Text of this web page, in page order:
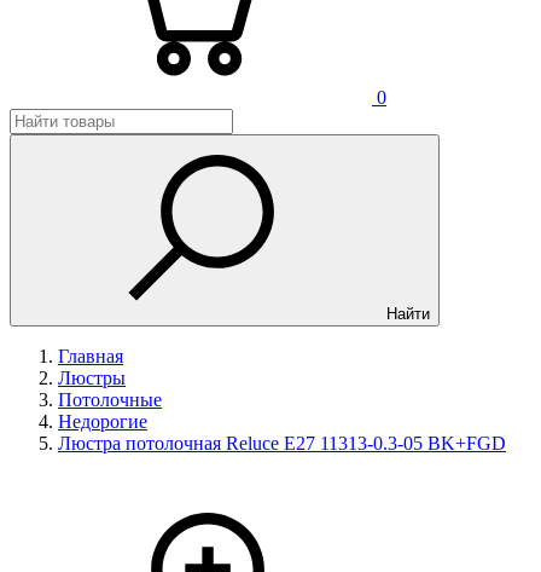
0
Найти
Главная
Люстры
Потолочные
Недорогие
Люстра потолочная Reluce E27 11313-0.3-05 BK+FGD